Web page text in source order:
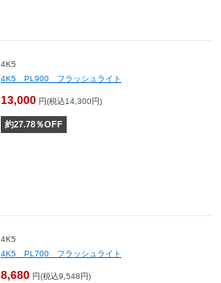
4K5
4K5 PL900 フラッシュライト
13,000 円(税込14,300円)
約27.78％OFF
4K5
4K5 PL700 フラッシュライト
8,680 円(税込9,548円)